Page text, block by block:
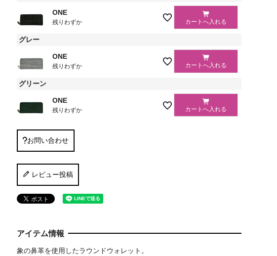
ONE
残りわずか カートへ入れる
グレー
ONE
残りわずか カートへ入れる
グリーン
ONE
残りわずか カートへ入れる
お問い合わせ
レビュー投稿
アイテム情報
象の鼻革を使用したラウンドウォレット。